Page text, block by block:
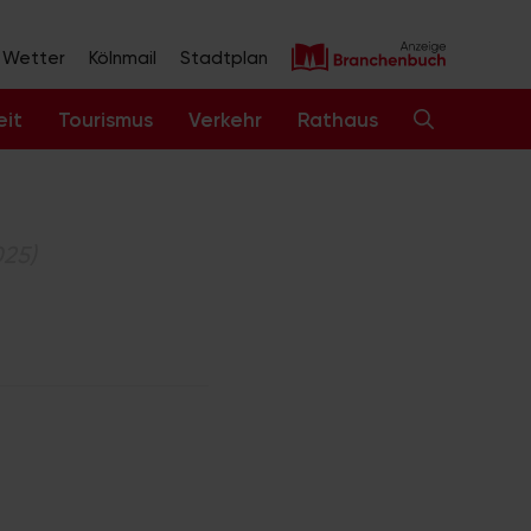
Wetter Kölnmail Stadtplan
Tourismus Verkehr Rathaus